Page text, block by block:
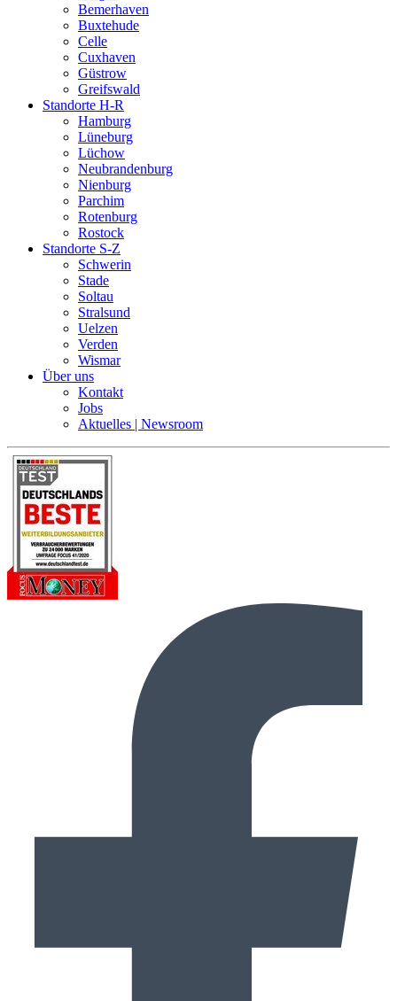
Bemerhaven
Buxtehude
Celle
Cuxhaven
Güstrow
Greifswald
Standorte H-R
Hamburg
Lüneburg
Lüchow
Neubrandenburg
Nienburg
Parchim
Rotenburg
Rostock
Standorte S-Z
Schwerin
Stade
Soltau
Stralsund
Uelzen
Verden
Wismar
Über uns
Kontakt
Jobs
Aktuelles | Newsroom